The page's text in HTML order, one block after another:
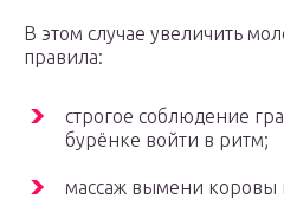
В этом случае увеличить
правила:
строгое соблюдение
бурёнке войти в ритм;
массаж вымени коровы